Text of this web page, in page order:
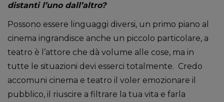
distanti l’uno dall’altro?
Possono essere linguaggi diversi, un primo piano al
cinema ingrandisce anche un piccolo particolare, a
teatro è l’attore che dà volume alle cose, ma in
tutte le situazioni devi esserci totalmente. Credo
accomuni cinema e teatro il voler emozionare il
pubblico, il riuscire a filtrare la tua vita e farla